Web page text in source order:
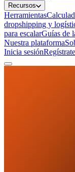
Recursos
Herramientas
dropshipping y
para escalarGuías de
Nuestra plataforma
Inicia sesión